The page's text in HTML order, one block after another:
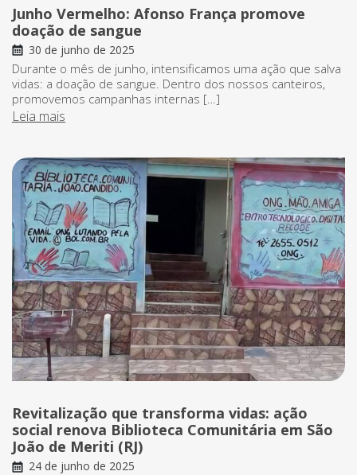
Junho Vermelho: Afonso França promove
doação de sangue
30 de junho de 2025
Durante o mês de junho, intensificamos uma ação que salva
vidas: a doação de sangue. Dentro dos nossos canteiros,
promovemos campanhas internas […]
Leia mais
Revitalização que transforma vidas: ação
social renova Biblioteca Comunitária em São
João de Meriti (RJ)
24 de junho de 2025